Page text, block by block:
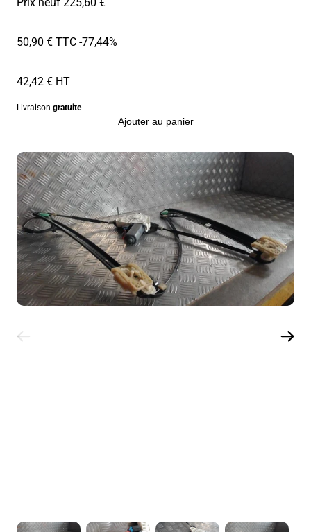
50,90 € TTC-77,44%
42,42 € HT
Livraison gratuite
Ajouter au panier